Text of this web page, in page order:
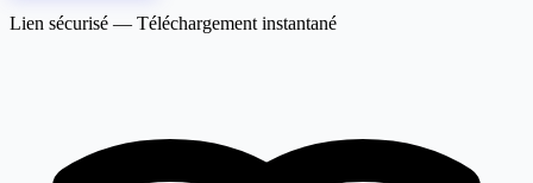
Lien sécurisé — Téléchargement instantané